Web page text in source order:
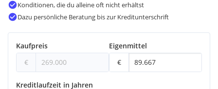
Konditionen, die du alleine oft nicht erhältst
Dazu persönliche Beratung bis zur Kreditunterschrift
Kaufpreis
€
Eigenmittel
€
Kreditlaufzeit in Jahren